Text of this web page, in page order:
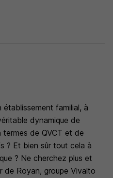
familial, à
dynamique de
de QVCT et de
? Et bien sûr tout cela à
? Ne cherchez plus et
de Royan, groupe Vivalto